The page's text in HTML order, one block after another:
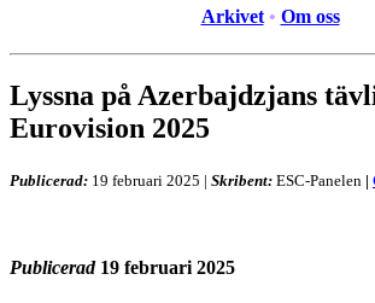
Arkivet • Om oss
Lyssna på Azerbajdzjans
Eurovision 2025
Publicerad: 19 februari 2025 | Skribent: ESC-Panelen |
Publicerad 19 februari 2025